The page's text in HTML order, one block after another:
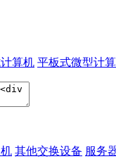
算机 平板式微型计
其他交换设备 服务